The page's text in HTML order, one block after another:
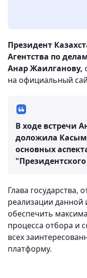
Президент
Агентства по
Анар Жаилганову,
на официальный
В ходе встречи
доложила
основных
Глава государства,
реализации
обеспечить
процесса отбора и
всех
платформу.